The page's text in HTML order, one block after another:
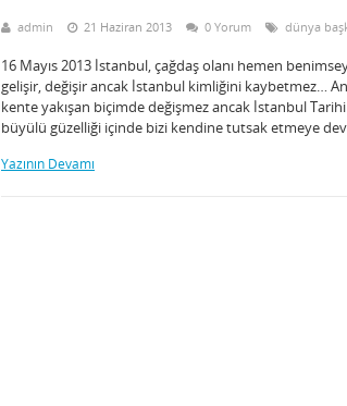
admin 21 Haziran 2013 0 Yorum dünya
16 Mayıs 2013 İstanbul, çağdaş olanı hemen
gelişir, değişir ancak İstanbul kimliğini kaybetmez…
kente yakışan biçimde değişmez ancak İstanbul Tarihi
büyülü güzelliği içinde bizi kendine tutsak etmeye
Yazının Devamı